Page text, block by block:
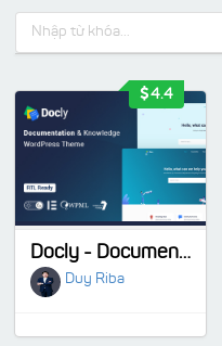
Docly - Documentation And Knowledge Base WordPress Theme with bbPress Helpdesk Forum
Duy Riba
4.4